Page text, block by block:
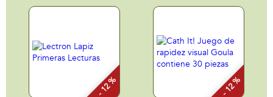
- 12 % - 12 %